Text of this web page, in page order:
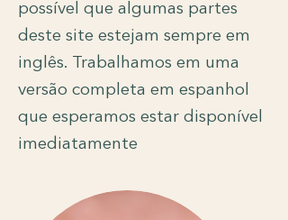
possível que algumas partes
deste site estejam sempre em
inglês. Trabalhamos em uma
versão completa em espanhol
que esperamos estar disponível
imediatamente